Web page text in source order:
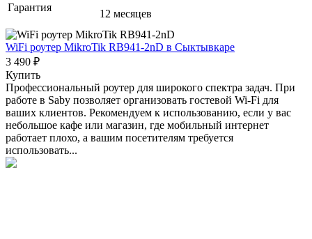
Гарантия
12 месяцев
WiFi роутер MikroTik RB941-2nD в Сыктывкаре
3 490 ₽
Купить
Профессиональный роутер для широкого спектра задач. При
работе в Saby позволяет организовать гостевой Wi-Fi для
ваших клиентов. Рекомендуем к использованию, если у вас
небольшое кафе или магазин, где мобильный интернет
работает плохо, а вашим посетителям требуется
использовать...